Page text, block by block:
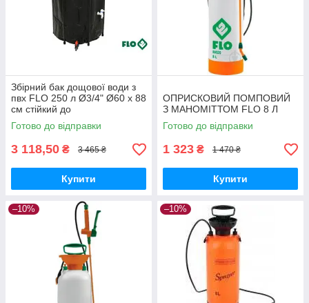
Збірний бак дощової води з
пвх FLO 250 л Ø3/4" Ø60 x 88
см стійкий до
ультрафіолетових променів
Готово до відправки
3 118,50 ₴ 3 465 ₴
Купити
ОПРИСКОВИЙ ПОМПОВИЙ
З МАНОМІТТОМ FLO 8 Л
Готово до відправки
1 323 ₴ 1 470 ₴
Купити
–10% –10%